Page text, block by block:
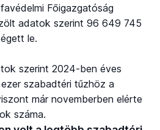
Főigazgatóság
adatok szerint 96 649 745
le.
szerint 2024-ben éves
szabadtéri tűzhöz a
már novemberben elérte
száma.